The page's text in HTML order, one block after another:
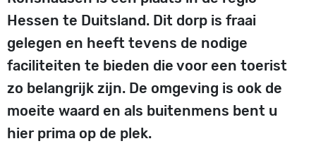
Hessen te Duitsland. Dit dorp is fraai
gelegen en heeft tevens de nodige
faciliteiten te bieden die voor een toerist
zo belangrijk zijn. De omgeving is ook de
moeite waard en als buitenmens bent u
hier prima op de plek.